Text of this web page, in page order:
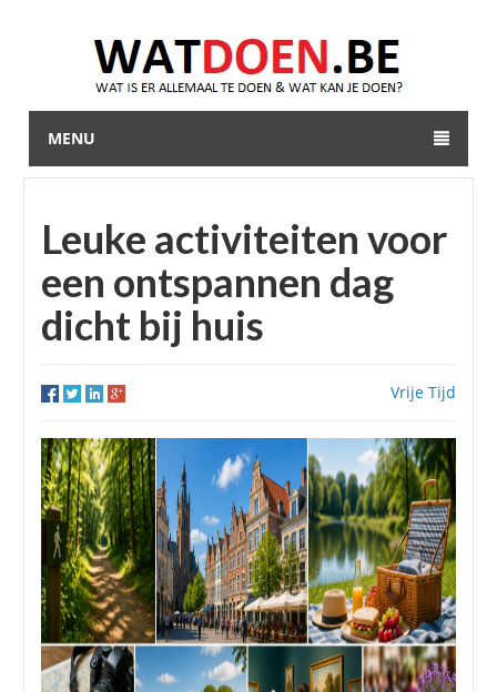
MENU
Leuke activiteiten voor
een ontspannen dag
dicht bij huis
Vrije Tijd